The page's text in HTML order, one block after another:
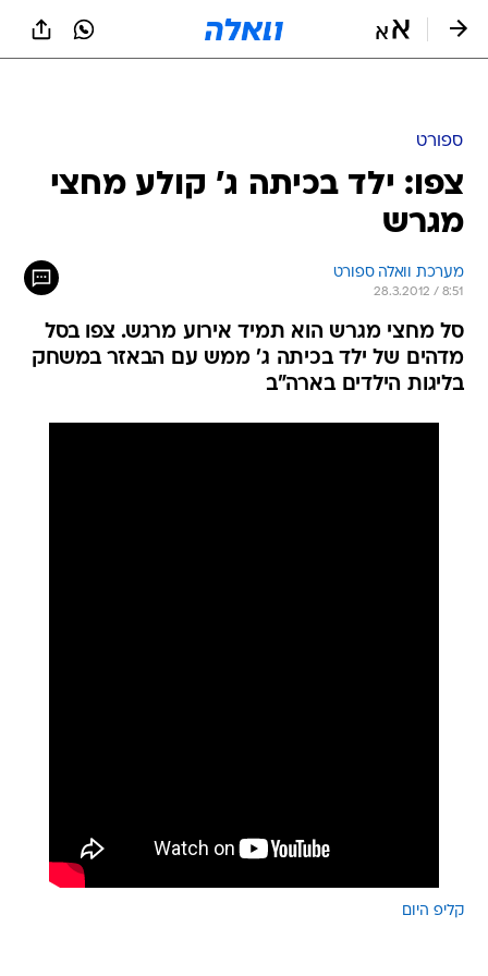
ספורט
צפו: ילד בכיתה ג' קולע מחצי
מגרש
מערכת וואלה ספורט
28.3.2012 / 8:51
סל מחצי מגרש הוא תמיד אירוע מרגש. צפו בסל
מדהים של ילד בכיתה ג' ממש עם הבאזר במשחק
בליגות הילדים בארה"ב
קליפ היום